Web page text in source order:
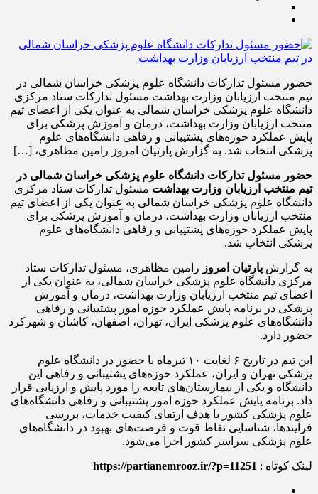
حضور مسئول تدارکات دانشگاه علوم پزشکی خراسان شمالی در
تیم منتخب ارزیابان وزارت بهداشت مسئول تدارکات ستاد مرکزی
دانشگاه علوم پزشکی خراسان شمالی به عنوان یکی از اعضای تیم
منتخب ارزیابان وزارت بهداشت، درمان و آموزش پزشکی برای
پایش عملکرد حوزه‌های پشتیبانی و رفاهی دانشگاه‌های علوم
پزشکی انتخاب شد. به گزارش پارتیان امروز رامین مظاهری، […]
حضور مسئول تدارکات دانشگاه علوم پزشکی خراسان شمالی در
تیم منتخب ارزیابان وزارت بهداشت مسئول تدارکات ستاد مرکزی
دانشگاه علوم پزشکی خراسان شمالی به عنوان یکی از اعضای تیم
منتخب ارزیابان وزارت بهداشت، درمان و آموزش پزشکی برای
پایش عملکرد حوزه‌های پشتیبانی و رفاهی دانشگاه‌های علوم
پزشکی انتخاب شد.
به گزارش پارتیان امروز رامین مظاهری، مسئول تدارکات ستاد
مرکزی دانشگاه علوم پزشکی خراسان شمالی، به عنوان یکی از
اعضای تیم منتخب ارزیابان وزارت بهداشت، درمان و آموزش
پزشکی در برنامه پایش عملکرد حوزه امور پشتیبانی و رفاهی
دانشگاه‌های علوم پزشکی ایران، تهران، اصفهان، کاشان و شهرکرد
حضور دارد.
این تیم در تاریخ ۶ لغایت ۱۰ تیرماه با حضور در دانشگاه علوم
پزشکی تهران و ایران، عملکرد حوزه‌های پشتیبانی و رفاهی این
دانشگاه و یکی از بیمارستان‌های تابعه را مورد پایش و ارزیابی قرار
داد. برنامه پایش عملکرد حوزه امور پشتیبانی و رفاهی دانشگاه‌های
علوم پزشکی کشور با هدف ارتقای کیفیت خدمات، بررسی
فرآیندها، شناسایی نقاط قوت و فرصت‌های بهبود در دانشگاه‌های
علوم پزشکی سراسر کشور اجرا می‌شود.
لینک کوتاه : https://partianemrooz.ir/?p=11251